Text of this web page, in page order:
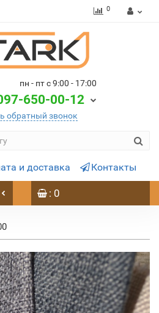
0
пн - пт с 9:00 - 17:00
650-00-12
обратный звонок
и доставка Контакты
: 0